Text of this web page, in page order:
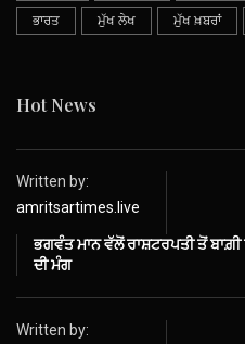
ਭਾਰਤ ਮੁੱਖ ਲੇਖ ਮੁੱਖ ਖ਼ਬਰਾਂ
Hot News
Written by:
amritsartimes.live
ਭਗਵੰਤ ਮਾਨ ਵੱਲੋਂ ਰਾਸ਼ਟਰਪਤੀ ਤੋਂ
ਦੀ ਮੰਗ
Written by: